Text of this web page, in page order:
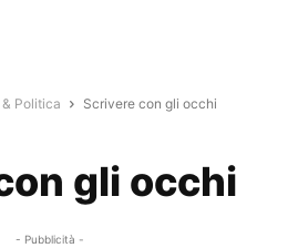
Politica Scrivere con gli occhi
gli occhi
- Pubblicità -